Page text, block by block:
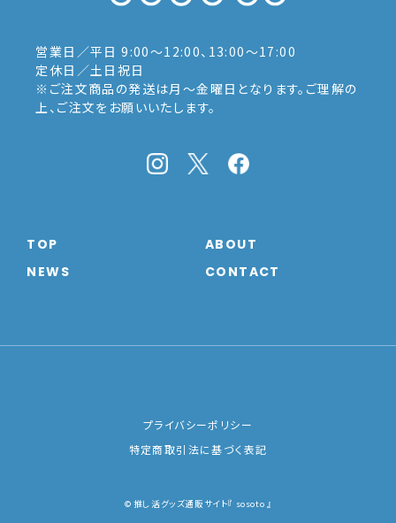
営業日／平日 9:00〜12:00、13:00〜17:00
定休日／土日祝日
※ご注文商品の発送は月〜金曜日となります。ご理解の
上、ご注文をお願いいたします。
TOP
ABOUT
NEWS
CONTACT
プライバシーポリシー
特定商取引法に基づく表記
© 推し活グッズ通販サイト『 sosoto 』